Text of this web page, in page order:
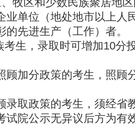
业单位（地处地市以上人
先进生产（工作）者。
考生，录取时可增加10分
顾加分政策的考生，照顾
录取政策的考生，须经省
试院公示无异议后方为有